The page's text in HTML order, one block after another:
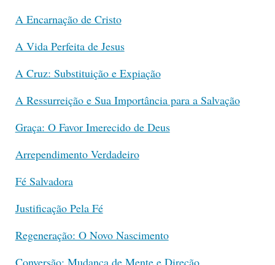
A Encarnação de Cristo
A Vida Perfeita de Jesus
A Cruz: Substituição e Expiação
A Ressurreição e Sua Importância para a Salvação
Graça: O Favor Imerecido de Deus
Arrependimento Verdadeiro
Fé Salvadora
Justificação Pela Fé
Regeneração: O Novo Nascimento
Conversão: Mudança de Mente e Direção